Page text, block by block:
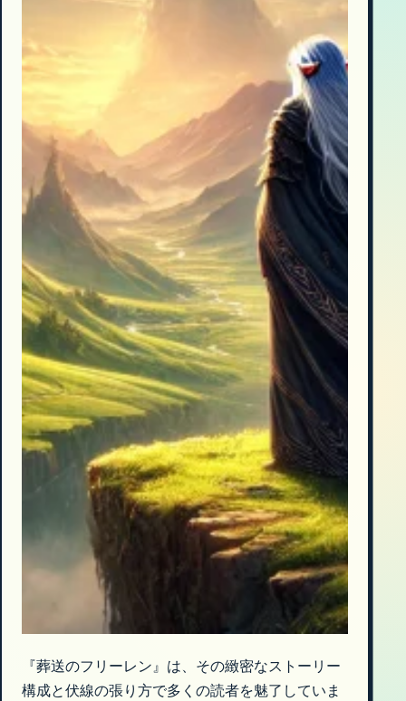
『葬送のフリーレン』は、その緻密なストーリー
構成と伏線の張り方で多くの読者を魅了していま